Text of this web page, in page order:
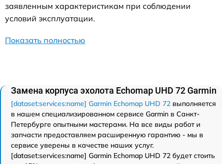
заявленным характеристикам при соблюдении
условий эксплуатации.
Показать полностью
Замена корпуса эхолота Echomap UHD 72 Garmin
[dataset:services:name] Garmin Echomap UHD 72 выполняется
в нашем специализированном сервисе Garmin в Санкт-
Петербурге опытными мастерами. На все виды работ и
запчасти предоставляем расширенную гарантию - мы в
сервисе уверены в качестве наших услуг.
[dataset:services:name] Garmin Echomap UHD 72 будет стоить